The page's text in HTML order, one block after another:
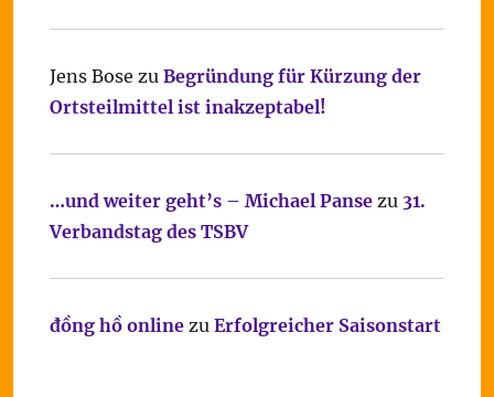
Jens Bose zu Begründung für Kürzung der
Ortsteilmittel ist inakzeptabel!
…und weiter geht’s – Michael Pansezu 31.
Verbandstag des TSBV
đồng hồ onlinezu Erfolgreicher Saisonstart